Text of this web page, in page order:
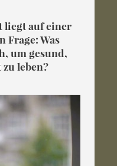
liegt auf einer
Frage: Was
um gesund,
leben?